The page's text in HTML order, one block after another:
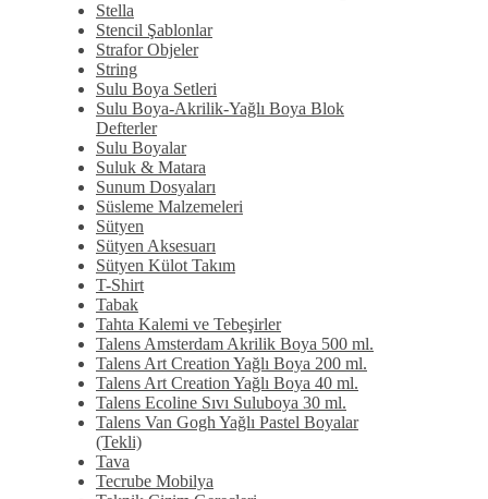
Stella
Stencil Şablonlar
Strafor Objeler
String
Sulu Boya Setleri
Sulu Boya-Akrilik-Yağlı Boya Blok
Defterler
Sulu Boyalar
Suluk & Matara
Sunum Dosyaları
Süsleme Malzemeleri
Sütyen
Sütyen Aksesuarı
Sütyen Külot Takım
T-Shirt
Tabak
Tahta Kalemi ve Tebeşirler
Talens Amsterdam Akrilik Boya 500 ml.
Talens Art Creation Yağlı Boya 200 ml.
Talens Art Creation Yağlı Boya 40 ml.
Talens Ecoline Sıvı Suluboya 30 ml.
Talens Van Gogh Yağlı Pastel Boyalar
(Tekli)
Tava
Tecrube Mobilya